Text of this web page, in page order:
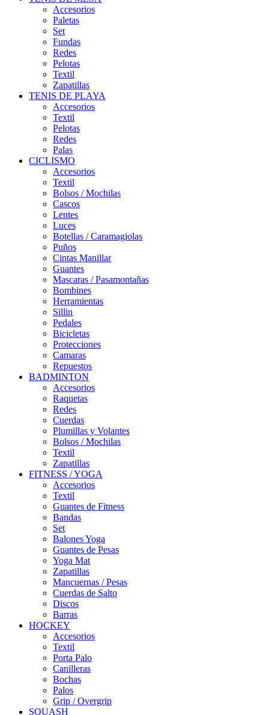
Accesorios
Paletas
Set
Fundas
Redes
Pelotas
Textil
Zapatillas
TENIS DE PLAYA
Accesorios
Textil
Pelotas
Redes
Palas
CICLISMO
Accesorios
Textil
Bolsos / Mochilas
Cascos
Lentes
Luces
Botellas / Caramagiolas
Puños
Cintas Manillar
Guantes
Mascaras / Pasamontañas
Bombines
Herramientas
Sillin
Pedales
Bicicletas
Protecciones
Camaras
Repuestos
BADMINTON
Accesorios
Raquetas
Redes
Cuerdas
Plumillas y Volantes
Bolsos / Mochilas
Textil
Zapatillas
FITNESS / YOGA
Accesorios
Textil
Guantes de Fitness
Bandas
Set
Balones Yoga
Guantes de Pesas
Yoga Mat
Zapatillas
Mancuernas / Pesas
Cuerdas de Salto
Discos
Barras
HOCKEY
Accesorios
Textil
Porta Palo
Canilleras
Bochas
Palos
Grip / Overgrip
SQUASH